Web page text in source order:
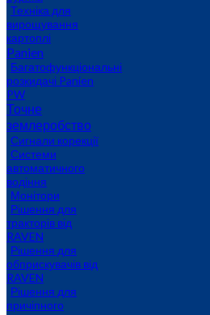
Техніка для
вирощування
картоплі
Panien
Багатофункціональні
розкидачі Panien
PW
Точне
землеробство
Сигнали корекції
Системи
автоматичного
водіння
Монітори
Рішення для
тракторів від
RAVEN
Рішення для
обприскувачів від
RAVEN
Рішення для
причіпного